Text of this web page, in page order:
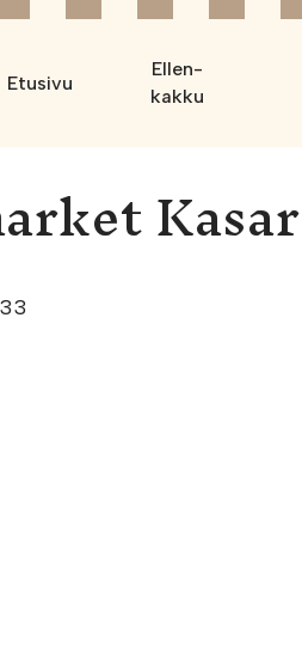
Etusivu
Ellen-
kakku